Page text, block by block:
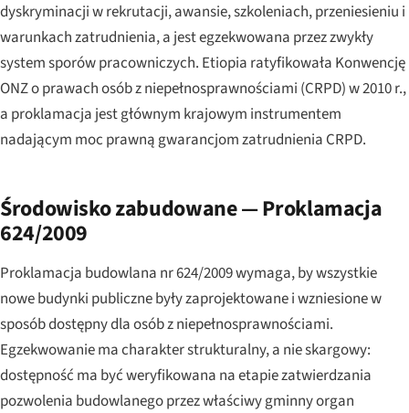
dyskryminacji w rekrutacji, awansie, szkoleniach, przeniesieniu i
warunkach zatrudnienia, a jest egzekwowana przez zwykły
system sporów pracowniczych. Etiopia ratyfikowała Konwencję
ONZ o prawach osób z niepełnosprawnościami (CRPD) w 2010 r.,
a proklamacja jest głównym krajowym instrumentem
nadającym moc prawną gwarancjom zatrudnienia CRPD.
Środowisko zabudowane — Proklamacja
624/2009
Proklamacja budowlana nr 624/2009 wymaga, by wszystkie
nowe budynki publiczne były zaprojektowane i wzniesione w
sposób dostępny dla osób z niepełnosprawnościami.
Egzekwowanie ma charakter strukturalny, a nie skargowy:
dostępność ma być weryfikowana na etapie zatwierdzania
pozwolenia budowlanego przez właściwy gminny organ